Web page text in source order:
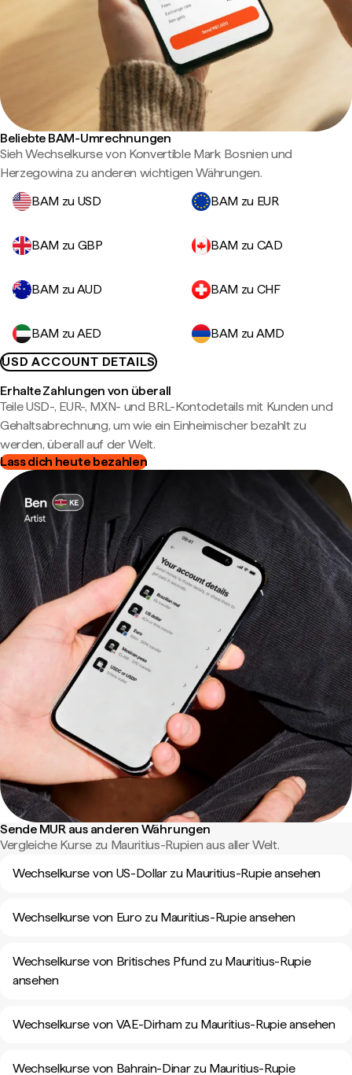
Beliebte BAM-Umrechnungen
Sieh Wechselkurse von Konvertible Mark Bosnien und
Herzegowina zu anderen wichtigen Währungen.
BAM zu USD
BAM zu EUR
BAM zu GBP BAM zu CAD
BAM zu AUD BAM zu CHF
BAM zu AED
BAM zu AMD
USD ACCOUNT DETAILS
Erhalte Zahlungen von überall
Teile USD-, EUR-, MXN- und BRL-Kontodetails mit Kunden und
Gehaltsabrechnung, um wie ein Einheimischer bezahlt zu
werden, überall auf der Welt.
Lass dich heute bezahlen
Sende MUR aus anderen Währungen
Vergleiche Kurse zu Mauritius-Rupien aus aller Welt.
Wechselkurse von US-Dollar zu Mauritius-Rupie ansehen
Wechselkurse von Euro zu Mauritius-Rupie ansehen
Wechselkurse von Britisches Pfund zu Mauritius-Rupie
ansehen
Wechselkurse von VAE-Dirham zu Mauritius-Rupie ansehen
Wechselkurse von Bahrain-Dinar zu Mauritius-Rupie